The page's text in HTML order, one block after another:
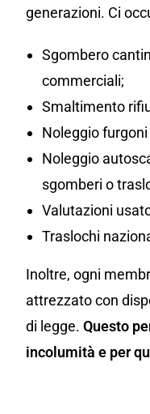
generazioni. Ci
Sgombero
commerciali;
Smaltimento
Noleggio
Noleggio
sgomberi o
Valutazioni
Traslochi
Inoltre, ogni
attrezzato con
di legge. Questo
incolumità e per